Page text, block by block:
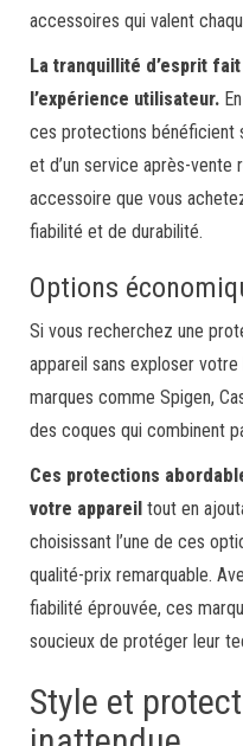
accessoires qui valent
La tranquillité d’esprit
l’expérience utilisateur.
ces protections bénéficient
et d’un service après-vente
accessoire que vous
fiabilité et de durabilité.
Options
Si vous recherchez une
appareil sans exploser
marques comme Spigen,
des coques qui combinent
Ces protections
votre appareil tout en
choisissant l’une de ces
qualité-prix remarquable.
fiabilité éprouvée, ces
soucieux de protéger leur
Style et